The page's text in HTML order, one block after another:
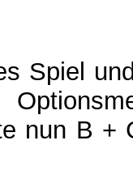
Spiel
nun B